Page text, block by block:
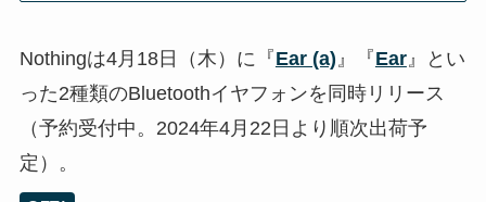
Nothingは4月18日（木）に『Ear (a)』『Ear』とい
った2種類のBluetoothイヤフォンを同時リリース
（予約受付中。2024年4月22日より順次出荷予
定）。